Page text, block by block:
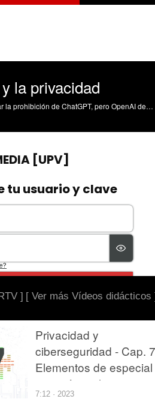
la privacidad
Italia está dispuesta a levantar la prohibición de ChatGPT, pero OpenAI deberá cumplir todas estas condiciones https://www.xataka.com/legislacion-y-derechos/italia-esta-dispuesta-a-levantar-prohibicion-chatgpt-openai-debera-cumplir-todas-estas-condiciones ChatGPT plantea problemas legales https://www.lavanguardia.com/economia/20230402/8869981/chatgpt-openai-inteligencia-artificial.html España le pide a la UE que examine a fondo las implicaciones que tiene Chat GPT en la protección de datos de los usuarios https://cadenaser.com/nacional/2023/04/11/espana-le-pide-a-la-ue-que-examine-a-fondo-las-implicaciones-que-tiene-chat-gpt-en-la-proteccion-de-datos-de-los-usuarios-cadena-ser/ https://www.xataka.com/legislacion-y-derechos/espana-investiga-oficialmente-a-openai-chatgpt-posible-incumplimiento-gdpr-aparece-escena España investiga oficialmente a OpenAI por ChatGPT: un posible incumplimiento del GDPR aparece en escena
] [ Ver más Vídeos didácticos
Privacidad y
ciberseguridad - Cap.
Elementos de especial
atención en la
intersección
7:12 · 2023